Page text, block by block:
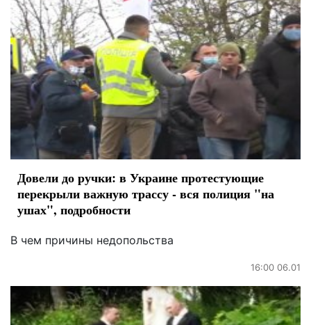
Довели до ручки: в Украине протестующие
перекрыли важную трассу - вся полиция "на
ушах", подробности
В чем причины недопольства
16:00 06.01